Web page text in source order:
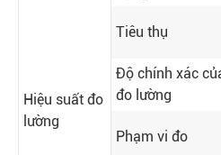
Tiêu thụ
Hiệu suất đo
lường
Độ chính xác
đo lường
Phạm vi đo